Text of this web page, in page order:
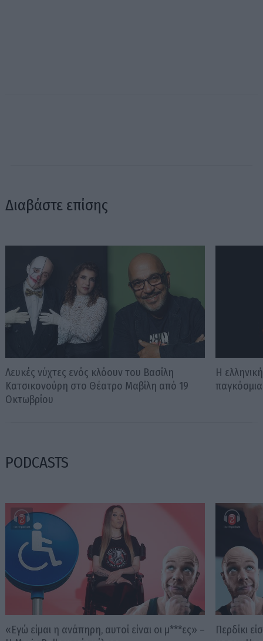
Διαβάστε επίσης
Λευκές νύχτες ενός κλόουν του Βασίλη
Κατσικονούρη στο Θέατρο Μαβίλη από 19
Οκτωβρίου
Η
PODCASTS
«Εγώ είμαι η ανάπηρη, αυτοί είναι οι μ***ες» –
Περδίκι